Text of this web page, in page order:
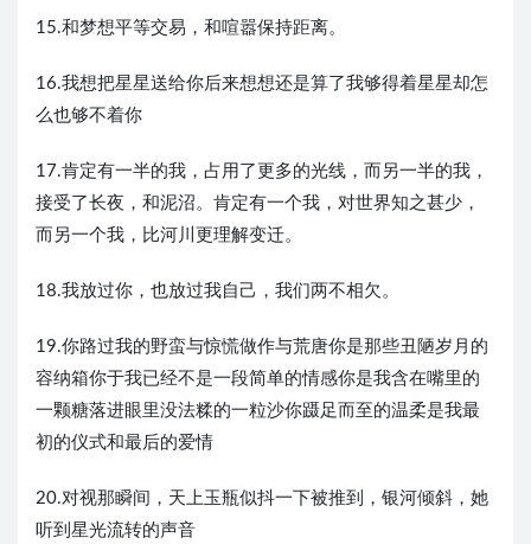
15.和梦想平等交易，和喧嚣保持距离。
16.我想把星星送给你后来想想还是算了我够得着星星却怎
么也够不着你
17.肯定有一半的我，占用了更多的光线，而另一半的我，
接受了长夜，和泥沼。肯定有一个我，对世界知之甚少，
而另一个我，比河川更理解变迁。
18.我放过你，也放过我自己，我们两不相欠。
19.你路过我的野蛮与惊慌做作与荒唐你是那些丑陋岁月的
容纳箱你于我已经不是一段简单的情感你是我含在嘴里的
一颗糖落进眼里没法糅的一粒沙你蹑足而至的温柔是我最
初的仪式和最后的爱情
20.对视那瞬间，天上玉瓶似抖一下被推到，银河倾斜，她
听到星光流转的声音